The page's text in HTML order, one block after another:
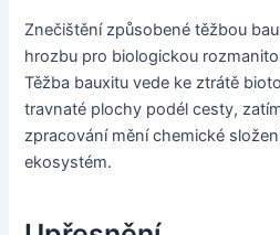
Znečištění způsobené těžbou
hrozbu pro biologickou
Těžba bauxitu vede ke ztrátě
travnaté plochy podél cesty,
zpracování mění chemické
ekosystém.